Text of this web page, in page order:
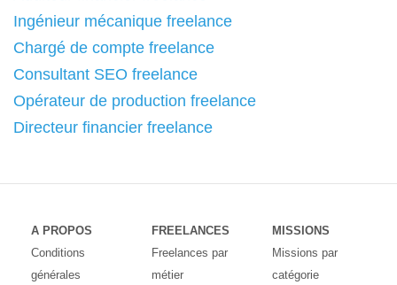
Ingénieur mécanique freelance
Chargé de compte freelance
Consultant SEO freelance
Opérateur de production freelance
Directeur financier freelance
A PROPOS
Conditions
générales
FREELANCES
Freelances par
métier
MISSIONS
Missions par
catégorie